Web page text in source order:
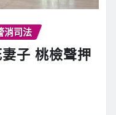
消司法
子 桃檢聲押